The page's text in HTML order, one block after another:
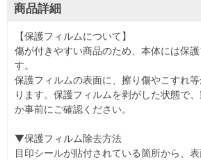
商品詳細
【保護フィルムについて】
傷が付きやすい商品のため、本体には保
す。
保護フィルムの表面に、擦り傷やこすれ
ります。保護フィルムを剥がした状態で
か事前にご確認ください。
▼保護フィルム除去方法
目印シールが貼付されている箇所から、